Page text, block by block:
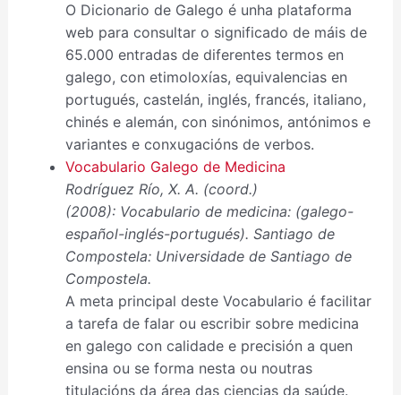
O Dicionario de Galego é unha plataforma
web para consultar o significado de máis de
65.000 entradas de diferentes termos en
galego, con etimoloxías, equivalencias en
portugués, castelán, inglés, francés, italiano,
chinés e alemán, con sinónimos, antónimos e
variantes e conxugacións de verbos.
Vocabulario Galego de Medicina
Rodríguez Río, X. A. (coord.)
(2008): Vocabulario de medicina: (galego-
español-inglés-portugués). Santiago de
Compostela: Universidade de Santiago de
Compostela.
A meta principal deste Vocabulario é facilitar
a tarefa de falar ou escribir sobre medicina
en galego con calidade e precisión a quen
ensina ou se forma nesta ou noutras
titulacións da área das ciencias da saúde.